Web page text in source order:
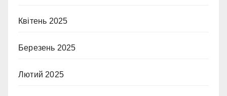
Квітень 2025
Березень 2025
Лютий 2025